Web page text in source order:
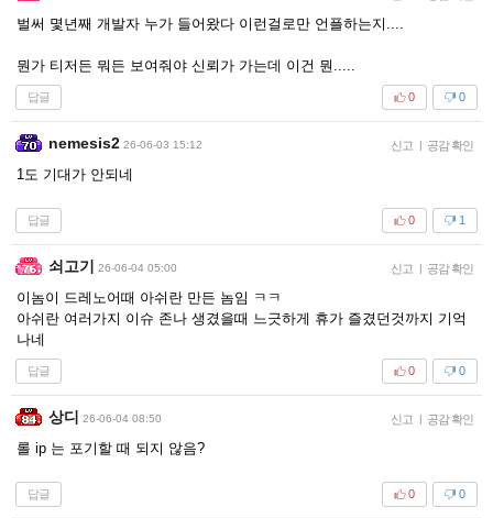
벌써 몇년째 개발자 누가 들어왔다 이런걸로만 언플하는지....
뭔가 티저든 뭐든 보여줘야 신뢰가 가는데 이건 뭔.....
답글 0
0
nemesis2 26-06-03 15:12 신고 | 공감 확인
1도 기대가 안되네
답글 1
0
쇠고기 26-06-04 05:00 신고 | 공감 확인
이놈이 드레노어때 아쉬란 만든 놈임 ㅋㅋ
아쉬란 여러가지 이슈 존나 생겼을때 느긋하게 휴가 즐겼던것까지 기억
나네
답글 0
0
상디 26-06-04 08:50 신고 | 공감 확인
롤 ip 는 포기할 때 되지 않음?
답글 0
0